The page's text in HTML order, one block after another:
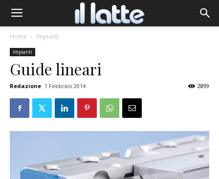
Home Impianti
Impianti
Guide lineari
Redazione 1 Febbraio 2014 2899